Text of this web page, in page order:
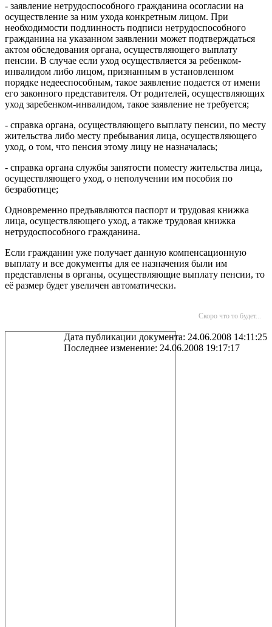
- заявление нетрудоспособного гражданина осогласии на
осуществление за ним ухода конкретным лицом. При
необходимости подлинность подписи нетрудоспособного
гражданина на указанном заявлении может подтверждаться
актом обследования органа, осуществляющего выплату
пенсии. В случае если уход осуществляется за ребенком-
инвалидом либо лицом, признанным в установленном
порядке недееспособным, такое заявление подается от имени
его законного представителя. От родителей, осуществляющих
уход заребенком-инвалидом, такое заявление не требуется;
- справка органа, осуществляющего выплату пенсии, по месту
жительства либо месту пребывания лица, осуществляющего
уход, о том, что пенсия этому лицу не назначалась;
- справка органа службы занятости поместу жительства лица,
осуществляющего уход, о неполучении им пособия по
безработице;
Одновременно предъявляются паспорт и трудовая книжка
лица, осуществляющего уход, а также трудовая книжка
нетрудоспособного гражданина.
Если гражданин уже получает данную компенсационную
выплату и все документы для ее назначения были им
представлены в органы, осуществляющие выплату пенсии, то
её размер будет увеличен автоматически.
Скоро что то будет...
Дата публикации документа: 24.06.2008 14:11:25
Последнее изменение: 24.06.2008 19:17:17